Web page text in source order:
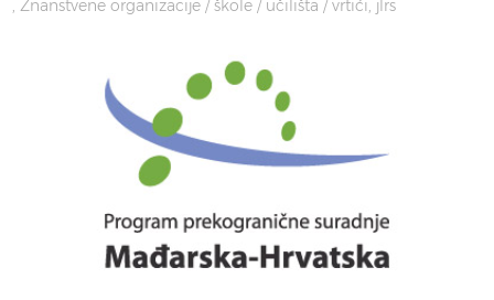
Znanstvene organizacije / škole / učilišta / vrtići jlrs